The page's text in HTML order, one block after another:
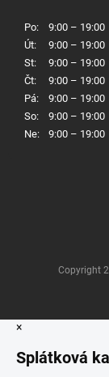
Po:
9:00 – 19:00
Út:
9:00 – 19:00
St:
9:00 – 19:00
Čt:
9:00 – 19:00
Pá:
9:00 – 19:00
So:
9:00 – 19:00
Ne:
9:00 – 19:00
Copyright
×
Splátková